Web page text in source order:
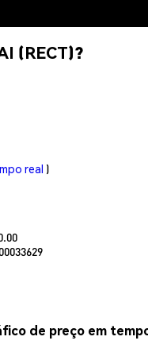
(RECT)?
real )
de preço em